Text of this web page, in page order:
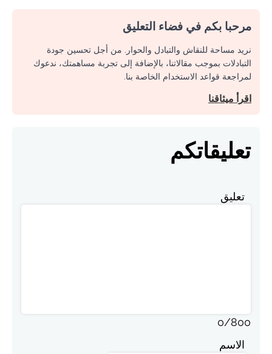
مرحبا بكم في فضاء التعليق
نريد مساحة للنقاش والتبادل والحوار. من أجل تحسين جودة
التبادلات بموجب مقالاتنا، بالإضافة إلى تجربة مساهمتك، ندعوك
لمراجعة قواعد الاستخدام الخاصة بنا.
اقرأ ميثاقنا
تعليقاتكم
تعليق
0/800
الاسم